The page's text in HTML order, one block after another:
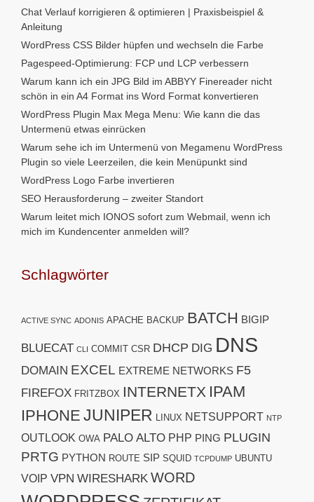
Chat Verlauf korrigieren & optimieren | Praxisbeispiel &
Anleitung
WordPress CSS Bilder hüpfen und wechseln die Farbe
Pagespeed-Optimierung: FCP und LCP verbessern
Warum kann ich ein JPG Bild im ABBYY Finereader nicht
schön in ein A4 Format ins Word Format konvertieren
WordPress Plugin Max Mega Menu: Wie kann die das
Untermenü etwas einrücken
Warum sehe ich im Untermenü von Megamenu WordPress
Plugin so viele Leerzeilen, die kein Menüpunkt sind
WordPress Logo Farbe invertieren
SEO Herausforderung – zweiter Standort
Warum leitet mich IONOS sofort zum Webmail, wenn ich
mich im Kundencenter anmelden will?
Schlagwörter
ACTIVE SYNC ADONIS APACHE BACKUP BATCH BIGIP
BLUECAT CLI COMMIT CSR DHCP DIG DNS
DOMAIN EXCEL EXTREME NETWORKS F5
FIREFOX FRITZBOX INTERNETX IPAM
IPHONE JUNIPER LINUX NETSUPPORT NTP
OUTLOOK OWA PALO ALTO PHP PING PLUGIN
PRTG PYTHON ROUTE SIP SQUID TCPDUMP UBUNTU
VOIP VPN WIRESHARK WORD